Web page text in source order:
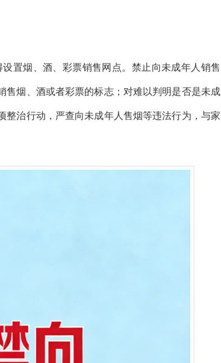
置烟、酒、彩票销售网点。禁止向未成年人销售
烟、酒或者彩票的标志；对难以判明是否是未成
治行动，严查向未成年人售烟等违法行为，与家